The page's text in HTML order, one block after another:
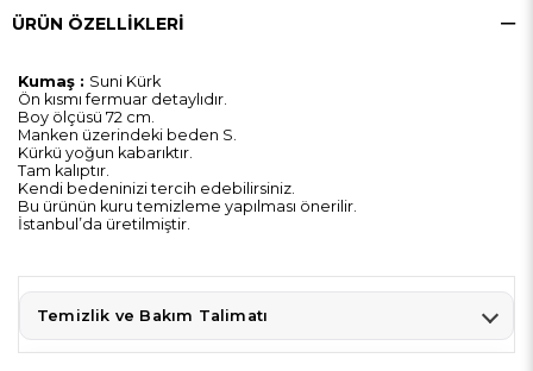
ÜRÜN ÖZELLIKLERI
Kumaş : Suni Kürk
Ön kısmı fermuar detaylıdır.
Boy ölçüsü 72 cm.
Manken üzerindeki beden S.
Kürkü yoğun kabarıktır.
Tam kalıptır.
Kendi bedeninizi tercih edebilirsiniz.
Bu ürünün kuru temizleme yapılması önerilir.
İstanbul’da üretilmiştir.
Temizlik ve Bakım Talimatı